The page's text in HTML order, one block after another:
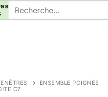
Rechercher
:
ENSEMBLE POIGNÉE
C7